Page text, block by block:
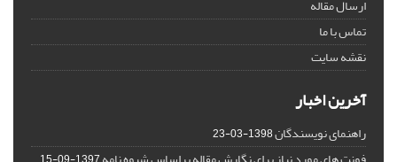
ارسال مقاله
تماس با ما
نقشه سایت
آخرین اخبار
راهنمای نویسندگان1398-03-23